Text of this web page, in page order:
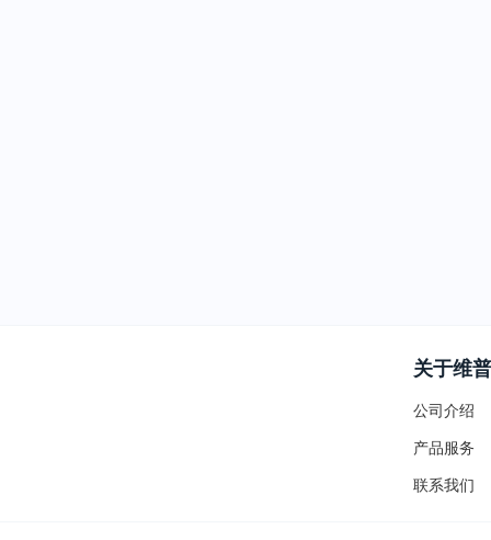
关于维普
公司介绍
产品服务
联系我们